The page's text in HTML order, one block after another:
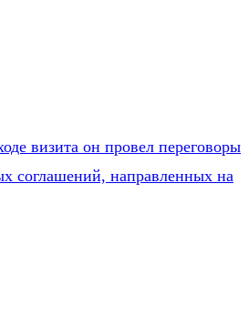
визита он провел переговоры
соглашений, направленных на